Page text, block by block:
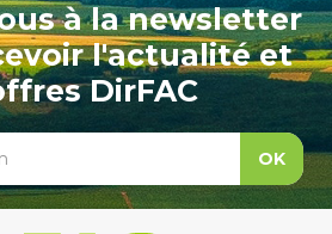
à la newsletter
l'actualité et
DirFAC
OK